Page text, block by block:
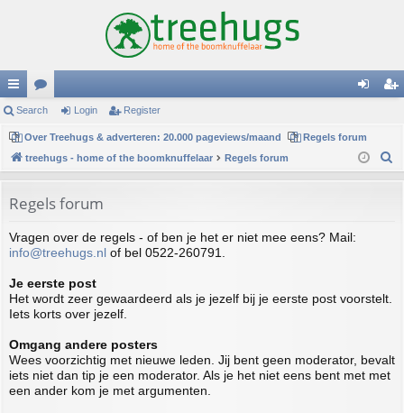
ui
ck
lin
or
u
m
in
er
Search Login Register
Over Treehugs & adverteren: 20.000 pageviews/maand
Regels forum
treehugs - home of the boomknuffelaar
Regels forum
Regels forum
Vragen over de regels - of ben je het er niet mee eens? Mail:
info@treehugs.nl of bel 0522-260791.
Je eerste post
Het wordt zeer gewaardeerd als je jezelf bij je eerste post voorstelt.
Iets korts over jezelf.
Omgang andere posters
Wees voorzichtig met nieuwe leden. Jij bent geen moderator, bevalt
iets niet dan tip je een moderator. Als je het niet eens bent met met
een ander kom je met argumenten.